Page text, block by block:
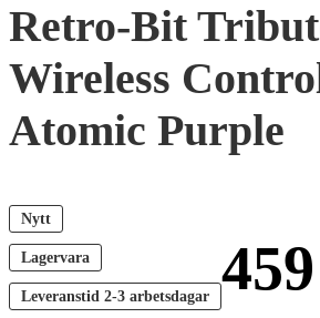
Retro-Bit
Wireless
Atomic Purple
Nytt
Lagervara
Leveranstid 2-3 arbetsdagar 459